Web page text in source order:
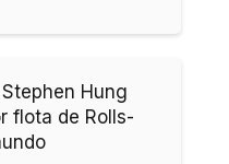
Hung
flota de Rolls-